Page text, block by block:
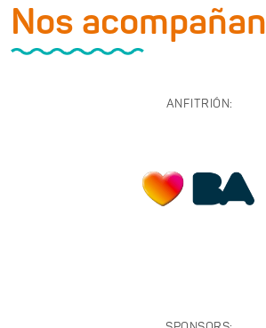
Nos acompañan
ANFITRIÓN: